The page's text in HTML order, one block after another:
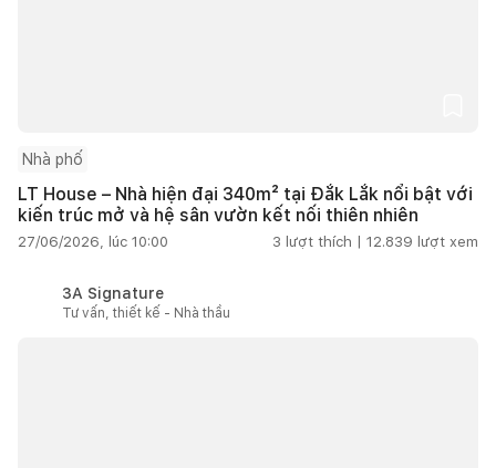
Nhà phố
LT House – Nhà hiện đại 340m² tại Đắk Lắk nổi bật với
kiến trúc mở và hệ sân vườn kết nối thiên nhiên
27/06/2026, lúc 10:00 3 lượt thích | 12.839 lượt xem
3A Signature
Tư vấn, thiết kế - Nhà thầu